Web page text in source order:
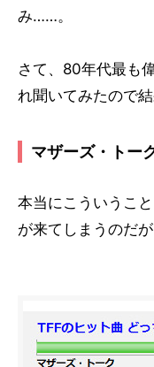
み……。
さて、80年代最も
れ聞いてみたので結
マザーズ・トー
本当にこういうこ
が来てしまうのだ